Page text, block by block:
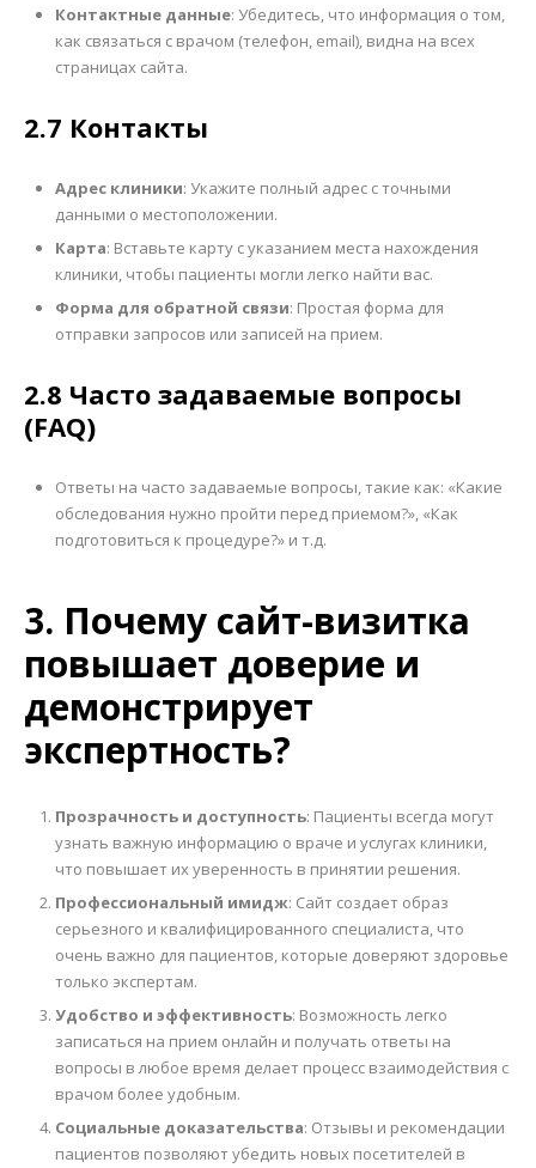
Контактные данные: Убедитесь, что информация о том,
как связаться с врачом (телефон, email), видна на всех
страницах сайта.
2.7 Контакты
Адрес клиники: Укажите полный адрес с точными
данными о местоположении.
Карта: Вставьте карту с указанием места нахождения
клиники, чтобы пациенты могли легко найти вас.
Форма для обратной связи: Простая форма для
отправки запросов или записей на прием.
2.8 Часто задаваемые вопросы
(FAQ)
Ответы на часто задаваемые вопросы, такие как: «Какие
обследования нужно пройти перед приемом?», «Как
подготовиться к процедуре?» и т.д.
3. Почему сайт-визитка
повышает доверие и
демонстрирует
экспертность?
Прозрачность и доступность: Пациенты всегда могут
узнать важную информацию о враче и услугах клиники,
что повышает их уверенность в принятии решения.
Профессиональный имидж: Сайт создает образ
серьезного и квалифицированного специалиста, что
очень важно для пациентов, которые доверяют здоровье
только экспертам.
Удобство и эффективность: Возможность легко
записаться на прием онлайн и получать ответы на
вопросы в любое время делает процесс взаимодействия с
врачом более удобным.
Социальные доказательства: Отзывы и рекомендации
пациентов позволяют убедить новых посетителей в